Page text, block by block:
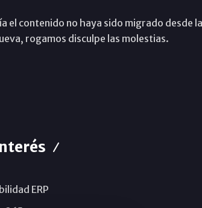
el contenido no haya sido migrado desde
rogamos disculpe las molestias.
ERP